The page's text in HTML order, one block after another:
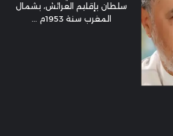
سلطان بإقليم العرائش، بشمال
المغرب سنة 1953م ...